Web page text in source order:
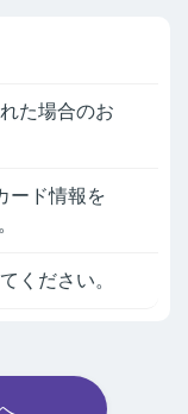
た場合のお
ード情報を
ください。